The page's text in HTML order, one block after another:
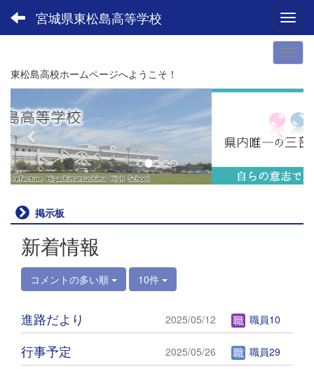
宮城県東松島高等学校
東松島高校ホームページへようこそ！
r
e
v
i
u
s
n
e
x
掲示板
新着情報
コメントの多い順 10件
進路だより 2025/05/12 職員10
行事予定 2025/05/26 職員29